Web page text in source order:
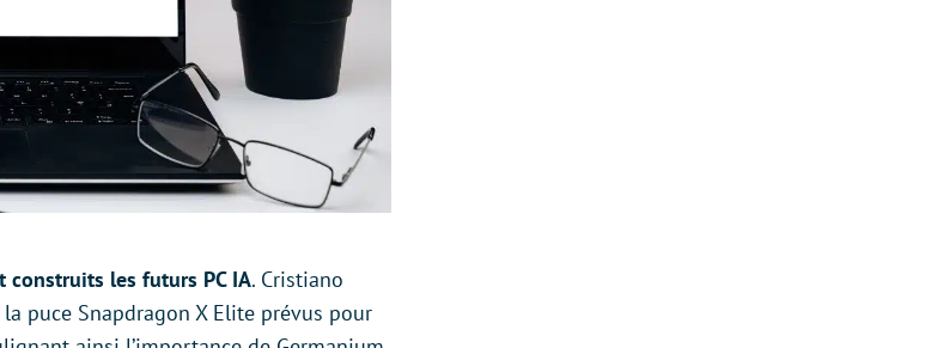
construits les futurs PC IA. Cristiano
puce Snapdragon X Elite prévus pour